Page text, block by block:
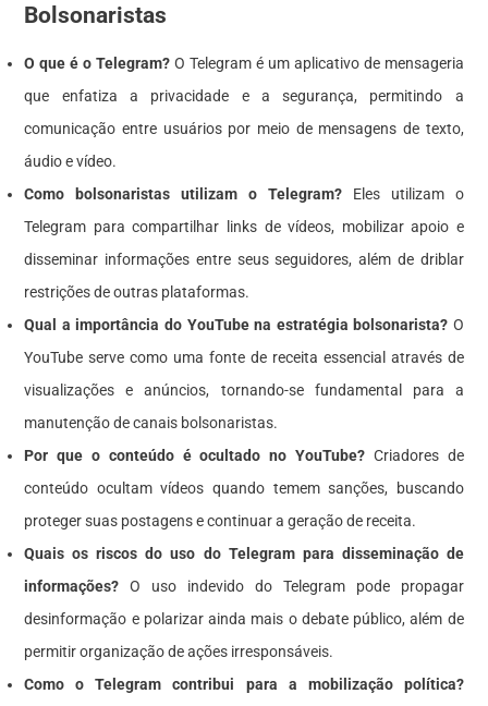
Bolsonaristas
O que é o Telegram? O Telegram é um aplicativo de mensageria
que enfatiza a privacidade e a segurança, permitindo a
comunicação entre usuários por meio de mensagens de texto,
áudio e vídeo.
Como bolsonaristas utilizam o Telegram?Eles utilizam o
Telegram para compartilhar links de vídeos, mobilizar apoio e
disseminar informações entre seus seguidores, além de driblar
restrições de outras plataformas.
Qual a importância do YouTube na estratégia bolsonarista? O
YouTube serve como uma fonte de receita essencial através de
visualizações e anúncios, tornando-se fundamental para a
manutenção de canais bolsonaristas.
Por que o conteúdo é ocultado no YouTube? Criadores de
conteúdo ocultam vídeos quando temem sanções, buscando
proteger suas postagens e continuar a geração de receita.
Quais os riscos do uso do Telegram para disseminação de
informações? O uso indevido do Telegram pode propagar
desinformação e polarizar ainda mais o debate público, além de
permitir organização de ações irresponsáveis.
Como o Telegram contribui para a mobilização política?